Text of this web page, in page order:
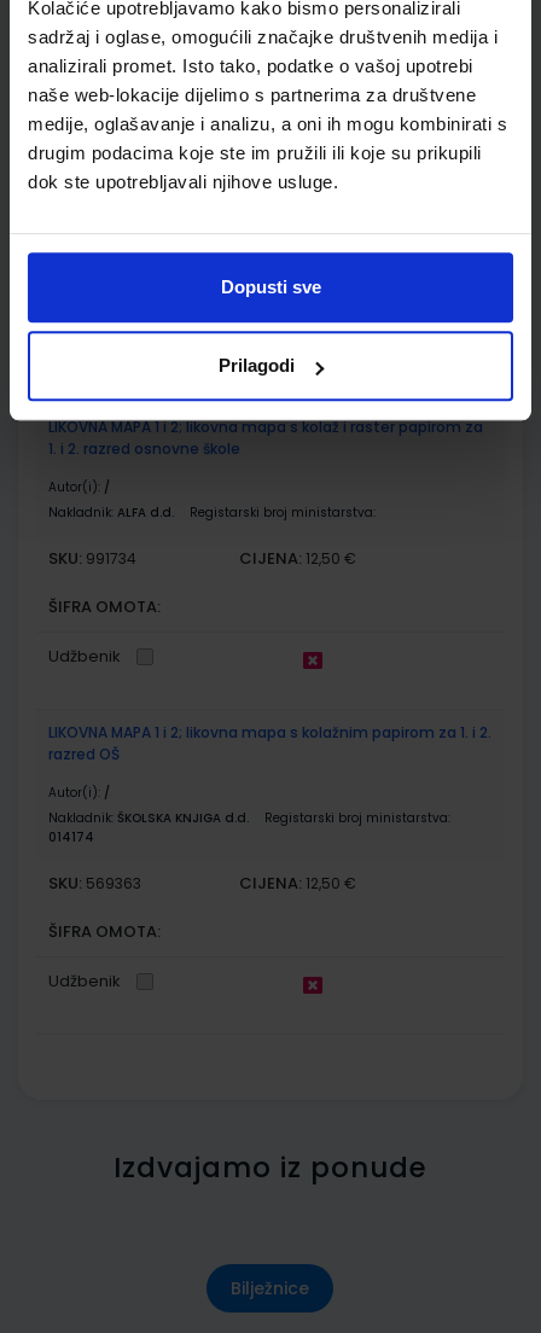
Kolačiće upotrebljavamo kako bismo personalizirali
sadržaj i oglase, omogućili značajke društvenih medija i
analizirali promet. Isto tako, podatke o vašoj upotrebi
naše web-lokacije dijelimo s partnerima za društvene
medije, oglašavanje i analizu, a oni ih mogu kombinirati s
drugim podacima koje ste im pružili ili koje su prikupili
dok ste upotrebljavali njihove usluge.
Dopusti sve
Prilagodi
Udžbenik
OTKRIVAMO MATEMATIKU 2; listići za integriranu nastavu iz
matematike za drugi razred osnovne škole
Autor(i):Gabriela Žokalj Dubravka Glasnović Gracin Tanja Soucie
SKU:567060 CIJENA:9,00 €
LIKOVNA MAPA 1 i 2; likovna mapa s kolaž i raster papirom za
1. i 2. razred osnovne škole
Autor(i): /
Nakladnik: ALFA d.d. Registarski broj ministarstva:
SKU: 991734 CIJENA: 12,50 €
ŠIFRA OMOTA:
Udžbenik
LIKOVNA MAPA 1 i 2; likovna mapa s kolažnim papirom za 1. i 2.
razred OŠ
Autor(i): /
Nakladnik: ŠKOLSKA KNJIGA d.d.
Registarski broj ministarstva:
014174
SKU: 569363 CIJENA: 12,50 €
ŠIFRA OMOTA:
Udžbenik
Izdvajamo iz ponude
Bilježnice